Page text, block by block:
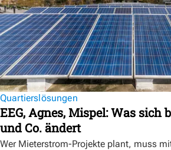
Quartierslösungen
EEG, Agnes, Mispel: Was sich
und Co. ändert
Wer Mieterstrom-Projekte plant, muss